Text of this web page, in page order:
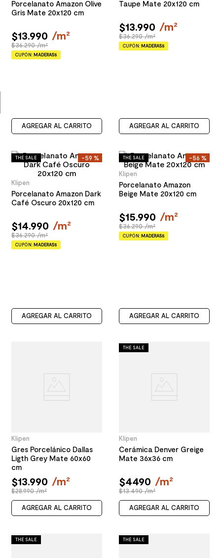
9. spc
10. columna ducha
Porcelanato Amazon Olive
Gris Mate 20x120 cm
$13.990 /m²
$36.290 /m²
CUPÓN:MADERAS5
AGREGAR AL CARRITO
Taupe Mate 20x120 cm
$13.990 /m²
$36.290 /m²
CUPÓN:MADERAS5
AGREGAR AL CARRITO
-59 %
THE SALE
Klipen
Porcelanato Amazon Dark
Café Oscuro 20x120 cm
$14.990 /m²
$36.290 /m²
CUPÓN:MADERAS5
AGREGAR AL CARRITO
-56 %
THE SALE
Klipen
Porcelanato Amazon
Beige Mate 20x120 cm
$15.990 /m²
$36.290 /m²
CUPÓN:MADERAS5
AGREGAR AL CARRITO
Klipen
Gres Porcelánico Dallas
Ligth Grey Mate 60x60
cm
$13.990 /m²
$28.990 /m²
AGREGAR AL CARRITO
THE SALE
Klipen
Cerámica Denver Greige
Mate 36x36 cm
$4490 /m²
$13.490 /m²
AGREGAR AL CARRITO
THE SALE THE SALE